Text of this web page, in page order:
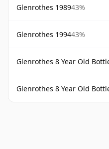
Glenrothes 198943%
Glenrothes 199443%
Glenrothes 8 Year Old Bottled
Glenrothes 8 Year Old